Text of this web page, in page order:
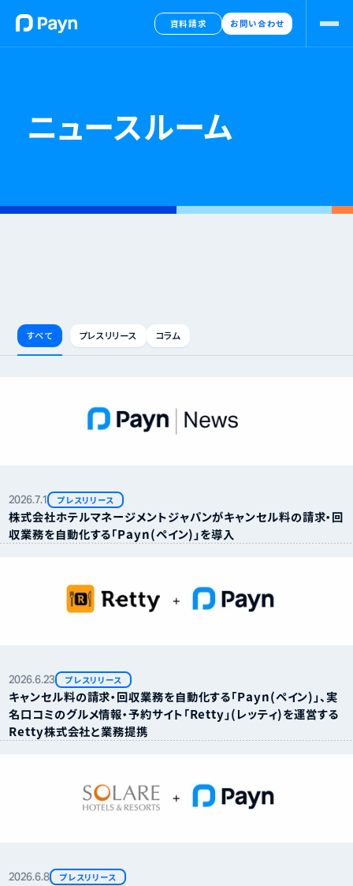
資料請求 お問い合わせ
ニュースルーム
すべて プレスリリース コラム
2026.7.1 プレスリリース
株式会社ホテルマネージメントジャパンがキャンセル料の請求・回
収業務を自動化する「Payn（ペイン）」を導入
2026.6.23 プレスリリース
キャンセル料の請求・回収業務を自動化する「Payn（ペイン）」、実
名口コミのグルメ情報・予約サイト「Retty」（レッティ）を運営する
Retty株式会社と業務提携
2026.6.8 プレスリリース